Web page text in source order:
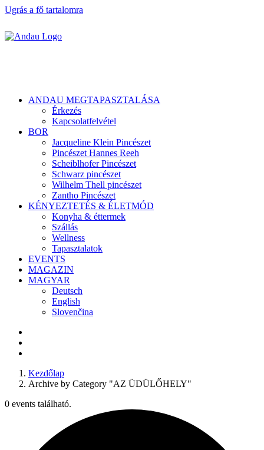
Ugrás a fő tartalomra
ANDAU MEGTAPASZTALÁSA
Érkezés
Kapcsolatfelvétel
BOR
Jacqueline Klein Pincészet
Pincészet Hannes Reeh
Scheiblhofer Pincészet
Schwarz pincészet
Wilhelm Thell pincészet
Zantho Pincészet
KÉNYEZTETÉS & ÉLETMÓD
Konyha & éttermek
Szállás
Wellness
Tapasztalatok
EVENTS
MAGAZIN
MAGYAR
Deutsch
English
Slovenčina
Kezdőlap
Archive by Category "AZ ÜDÜLŐHELY"
0 events található.